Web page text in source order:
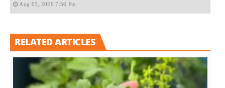
Aug 05, 2026 7:56 Pm
RELATED ARTICLES